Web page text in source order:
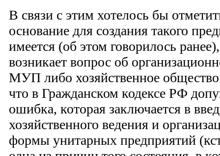
В связи с этим хотелось бы
основание для создания такого
имеется (об этом говорилось
возникает вопрос об
МУП либо хозяйственное
что в Гражданском кодексе РФ
ошибка, которая заключается в
хозяйственного ведения и
формы унитарных предприятий